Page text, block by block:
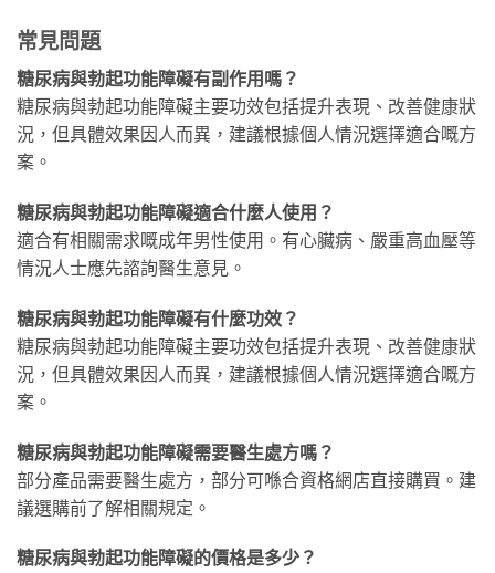
常見問題
糖尿病與勃起功能障礙有副作用嗎？
糖尿病與勃起功能障礙主要功效包括提升表現、改善健康狀
況，但具體效果因人而異，建議根據個人情況選擇適合嘅方
案。
糖尿病與勃起功能障礙適合什麼人使用？
適合有相關需求嘅成年男性使用。有心臟病、嚴重高血壓等
情況人士應先諮詢醫生意見。
糖尿病與勃起功能障礙有什麼功效？
糖尿病與勃起功能障礙主要功效包括提升表現、改善健康狀
況，但具體效果因人而異，建議根據個人情況選擇適合嘅方
案。
糖尿病與勃起功能障礙需要醫生處方嗎？
部分產品需要醫生處方，部分可喺合資格網店直接購買。建
議選購前了解相關規定。
糖尿病與勃起功能障礙的價格是多少？